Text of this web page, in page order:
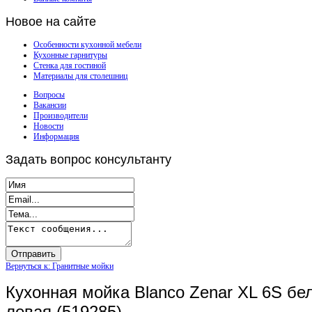
Новое на сайте
Особенности кухонной мебели
Кухонные гарнитуры
Стенка для гостиной
Материалы для столешниц
Вопросы
Вакансии
Производители
Новости
Информация
Задать вопрос консультанту
Вернуться к: Гранитные мойки
Кухонная мойка Blanco Zenar XL 6S